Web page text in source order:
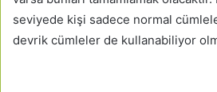
seviyede kişi sadece normal
devrik cümleler de kullanabiliyor